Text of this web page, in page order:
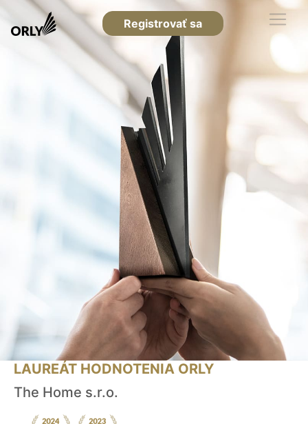
Registrovať sa
LAUREÁT HODNOTENIA ORLY
The Home s.r.o.